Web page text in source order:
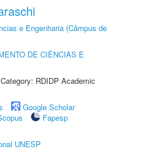
e Engenharia (Câmpus de
DE CIÊNCIAS E
RDIDP Academic
Google Scholar
Fapesp
UNESP